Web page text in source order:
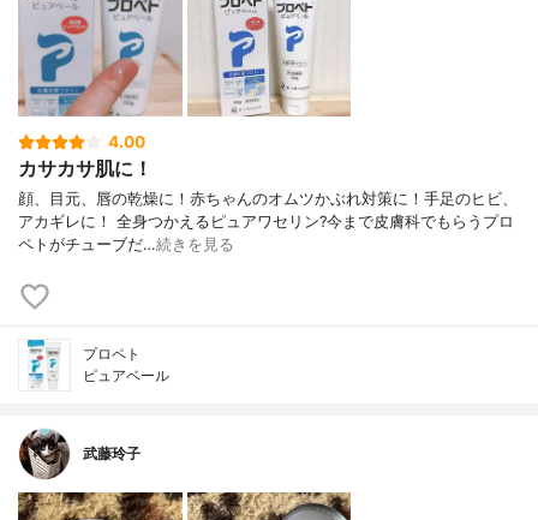
4.00
カサカサ肌に！
顔、目元、唇の乾燥に！ 赤ちゃんのオムツかぶれ対策に！ 手足のヒビ、
アカギレに！ 全身つかえるピュアワセリン? 今まで皮膚科でもらうプロ
ペトが チューブだ…続きを見る
プロペト
ピュアベール
武藤玲子